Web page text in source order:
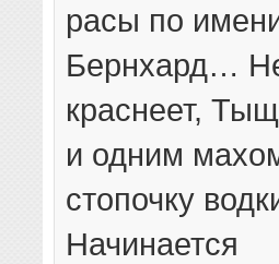
расы по
Бернхард…
краснеет,
и одним
стопочку
Начинается